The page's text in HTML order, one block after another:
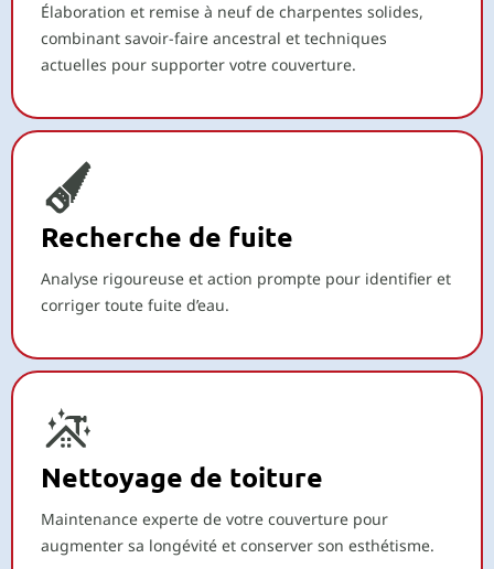
Élaboration et remise à neuf de charpentes solides,
combinant savoir-faire ancestral et techniques
actuelles pour supporter votre couverture.
Recherche de fuite
Analyse rigoureuse et action prompte pour identifier et
corriger toute fuite d’eau.
Nettoyage de toiture
Maintenance experte de votre couverture pour
augmenter sa longévité et conserver son esthétisme.